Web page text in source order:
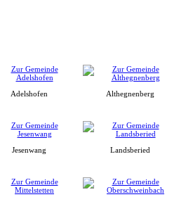
Adelshofen Althegnenberg
Jesenwang Landsberied